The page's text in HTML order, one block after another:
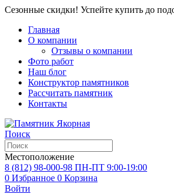
Сезонные скидки! Успейте купить до
Главная
О компании
Отзывы о компании
Фото работ
Наш блог
Конструктор памятников
Рассчитать памятник
Контакты
Поиск
Местоположение
8 (812) 98-000-98 ПН-ПТ 9:00-19:00
0 Избранное 0 Корзина
Войти